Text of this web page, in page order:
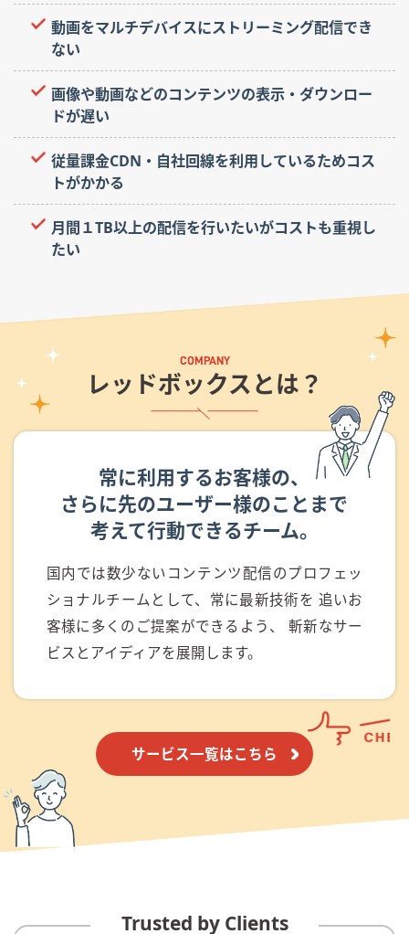
動画をマルチデバイスにストリーミング配信でき
ない
画像や動画などのコンテンツの表示・ダウンロー
ドが遅い
従量課金CDN・自社回線を利用しているためコス
トがかかる
月間１TB以上の配信を行いたいがコストも重視し
たい
レッドボックスとは？
常に利用するお客様の、
さらに先のユーザー様のことまで
考えて行動できるチーム。
国内では数少ないコンテンツ配信のプロフェッ
ショナルチームとして、常に最新技術を 追いお
客様に多くのご提案ができるよう、 斬新なサー
ビスとアイディアを展開します。
サービス一覧はこちら
Trusted by Clients